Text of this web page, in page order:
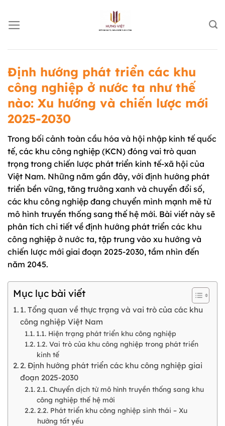
đến
nội
Định hướng phát triển các khu
công nghiệp ở nước ta như thế
nào: Xu hướng và chiến lược mới
2025-2030
Trong bối cảnh toàn cầu hóa và hội nhập kinh tế quốc
tế, các khu công nghiệp (KCN) đóng vai trò quan
trọng trong chiến lược phát triển kinh tế-xã hội của
Việt Nam. Những năm gần đây, với định hướng phát
triển bền vững, tăng trưởng xanh và chuyển đổi số,
các khu công nghiệp đang chuyển mình mạnh mẽ từ
mô hình truyền thống sang thế hệ mới. Bài viết này sẽ
phân tích chi tiết về định hướng phát triển các khu
công nghiệp ở nước ta, tập trung vào xu hướng và
chiến lược mới giai đoạn 2025-2030, tầm nhìn đến
năm 2045.
Mục lục bài viết
1. Tổng quan về thực trạng và vai trò của các khu
công nghiệp Việt Nam
1.1. Hiện trạng phát triển khu công nghiệp
1.2. Vai trò của khu công nghiệp trong phát triển
kinh tế
2. Định hướng phát triển các khu công nghiệp giai
đoạn 2025-2030
2.1. Chuyển dịch từ mô hình truyền thống sang khu
công nghiệp thế hệ mới
2.2. Phát triển khu công nghiệp sinh thái – Xu
hướng tất yếu